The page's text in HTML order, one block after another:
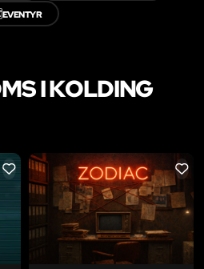
EVENTYR
I KOLDING
LIKE LIKE